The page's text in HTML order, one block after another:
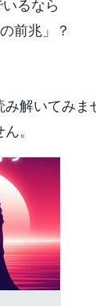
前兆」？
解いてみま
。